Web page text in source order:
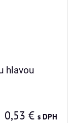
hlavou
0,53 € s DPH